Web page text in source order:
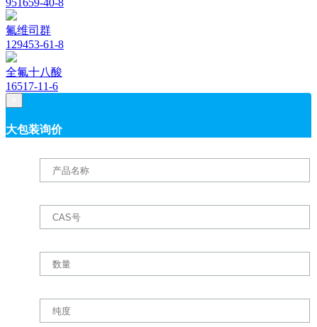
氟维司群
129453-61-8
全氟十八酸
16517-11-6
大包装询价